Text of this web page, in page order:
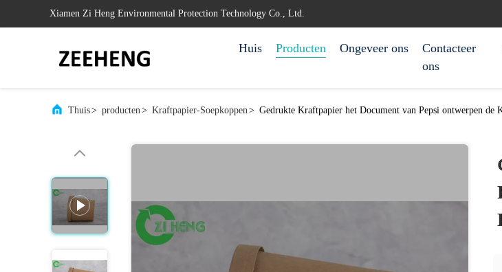
Xiamen Zi Heng Environmental Protection Technology Co., Ltd.
Huis Producten Ongeveer ons
Contacteer
ons
Thuis> producten> Kraftpapier-Soepkoppen> Gedrukte Kraftpapier het Document van Pepsi ontwerpen de